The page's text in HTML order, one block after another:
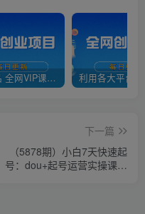
官方正品 全网VIP课程 无损下载~
下一篇
（5878期）小白7天快速起
号：dou+起号运营实操课，